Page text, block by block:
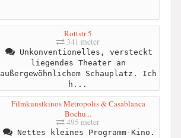
Rottstr 5
341 meter
Unkonventionelles, versteckt
liegendes Theater an
außergewöhnlichem Schauplatz. Ich
h...
Filmkunstkinos Metropolis & Casablanca
Bochu...
495 meter
Nettes kleines Programm-Kino.